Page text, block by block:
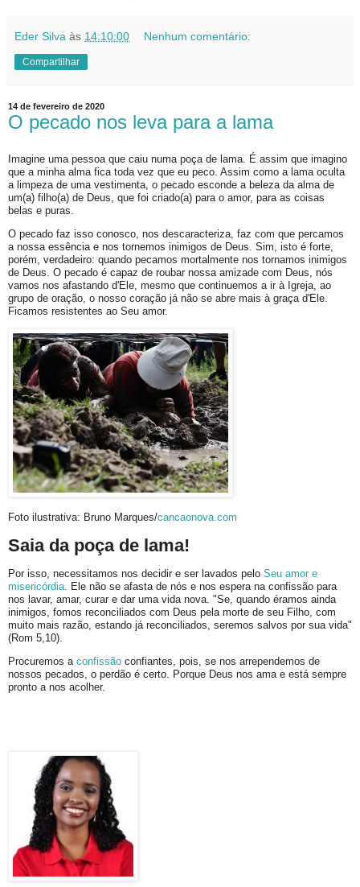
Eder Silva às 14:10:00 Nenhum comentário:
Compartilhar
14 de fevereiro de 2020
O pecado nos leva para a lama
Imagine uma pessoa que caiu numa poça de lama. É assim que imagino
que a minha alma fica toda vez que eu peco. Assim como a lama oculta
a limpeza de uma vestimenta, o pecado esconde a beleza da alma de
um(a) filho(a) de Deus, que foi criado(a) para o amor, para as coisas
belas e puras.
O pecado faz isso conosco, nos descaracteriza, faz com que percamos
a nossa essência e nos tornemos inimigos de Deus. Sim, isto é forte,
porém, verdadeiro: quando pecamos mortalmente nos tornamos inimigos
de Deus. O pecado é capaz de roubar nossa amizade com Deus, nós
vamos nos afastando d'Ele, mesmo que continuemos a ir à Igreja, ao
grupo de oração, o nosso coração já não se abre mais à graça d'Ele.
Ficamos resistentes ao Seu amor.
Foto ilustrativa: Bruno Marques/cancaonova.com
Saia da poça de lama!
Por isso, necessitamos nos decidir e ser lavados pelo Seu amor e
misericórdia. Ele não se afasta de nós e nos espera na confissão para
nos lavar, amar, curar e dar uma vida nova. "Se, quando éramos ainda
inimigos, fomos reconciliados com Deus pela morte de seu Filho, com
muito mais razão, estando já reconciliados, seremos salvos por sua vida"
(Rom 5,10).
Procuremos a confissão confiantes, pois, se nos arrependemos de
nossos pecados, o perdão é certo. Porque Deus nos ama e está sempre
pronto a nos acolher.